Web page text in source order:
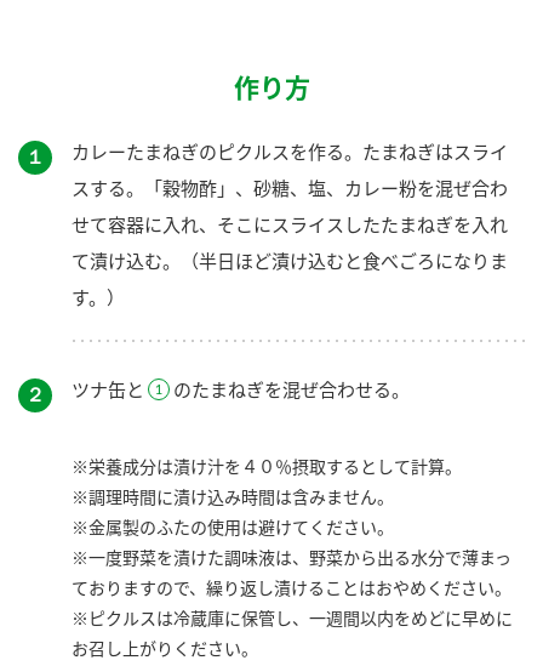
作り方
１
カレーたまねぎのピクルスを作る。たまねぎはスライ
スする。「穀物酢」、砂糖、塩、カレー粉を混ぜ合わ
せて容器に入れ、そこにスライスしたたまねぎを入れ
て漬け込む。（半日ほど漬け込むと食べごろになりま
す。）
２ ツナ缶と のたまねぎを混ぜ合わせる。
※栄養成分は漬け汁を４０％摂取するとして計算。
※調理時間に漬け込み時間は含みません。
※金属製のふたの使用は避けてください。
※一度野菜を漬けた調味液は、野菜から出る水分で薄まっ
ておりますので、繰り返し漬けることはおやめください。
※ピクルスは冷蔵庫に保管し、一週間以内をめどに早めに
お召し上がりください。